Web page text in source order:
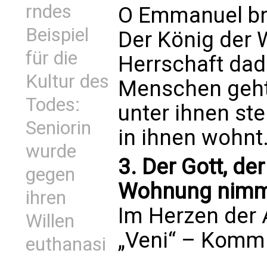
rndes
Beispiel
für die
Kultur des
Todes:
Seniorin
wurde
gegen
ihren
Willen
euthanasi
O Emmanuel
Der König der
Herrschaft
Menschen
unter ihnen
in ihnen
3. Der Gott,
Wohnung
Im Herzen der
„Veni“ –